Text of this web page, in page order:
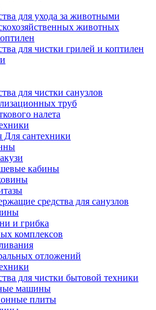
для ухода за животными
животных
для чистки грилей и коптилен
для чистки санузлов
труб
налета
Для сантехники
кабины
средства для санузлов
и грибка
комплексов
отложений
для чистки бытовой техники
машины
плиты